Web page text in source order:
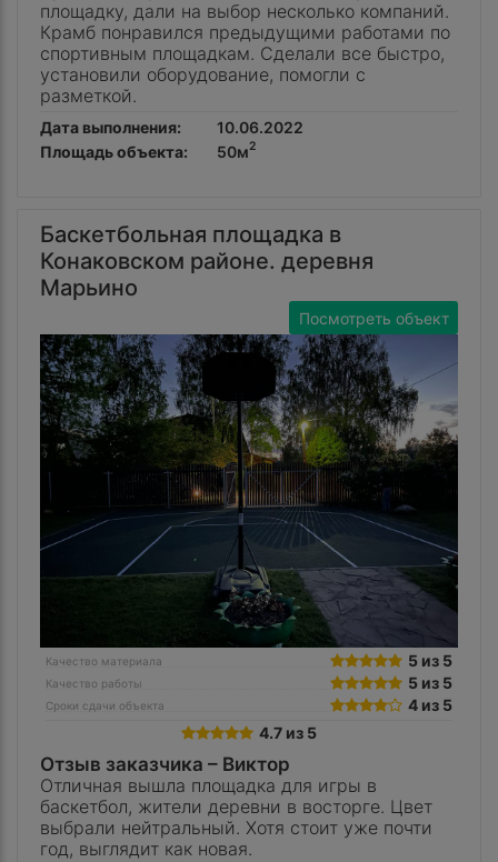
площадку, дали на выбор несколько компаний.
Крамб понравился предыдущими работами по
спортивным площадкам. Сделали все быстро,
установили оборудование, помогли с
разметкой.
Дата выполнения:
10.06.2022
Площадь объекта:
50м2
Баскетбольная площадка в
Конаковском районе. деревня
Марьино
Посмотреть объект
Качество материала 5 из 5
Качество работы 5 из 5
Сроки сдачи объекта
4 из 5
4.7 из 5
Отзыв заказчика – Виктор
Отличная вышла площадка для игры в
баскетбол, жители деревни в восторге. Цвет
выбрали нейтральный. Хотя стоит уже почти
год, выглядит как новая.